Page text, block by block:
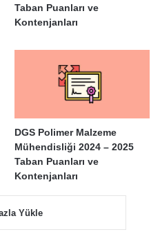
Taban Puanları ve
Kontenjanları
DGS Polimer Malzeme
Mühendisliği 2024 – 2025
Taban Puanları ve
Kontenjanları
Yükle